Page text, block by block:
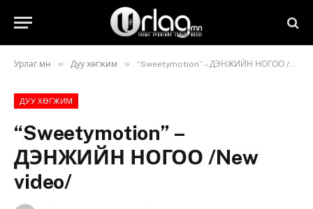
Урлаг.мн » Дуу хөгжим » “Sweetymotion” – ДЭНЖИЙН НОГОО /New video/
ДУУ ХӨГЖИМ
“Sweetymotion” –
ДЭНЖИЙН НОГОО /New
video/